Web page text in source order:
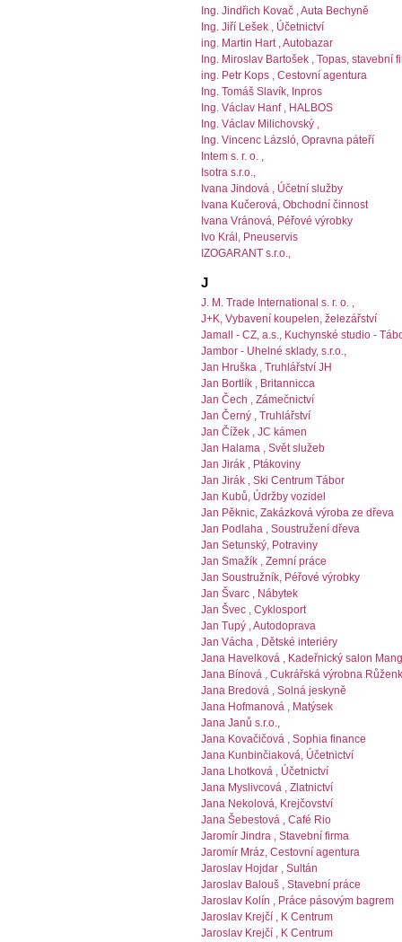
Ing. Jindřich Kovač , Auta Bechyně
Ing. Jiří Lešek , Účetnictví
ing. Martin Hart , Autobazar
Ing. Miroslav Bartošek , Topas, stavební
ing. Petr Kops , Cestovní agentura
Ing. Tomáš Slavík, Inpros
Ing. Václav Hanf , HALBOS
Ing. Václav Milichovský ,
Ing. Vincenc Lázsló, Opravna páteří
Intem s. r. o. ,
Isotra s.r.o.,
Ivana Jindová , Účetní služby
Ivana Kučerová, Obchodní činnost
Ivana Vránová, Péřové výrobky
Ivo Král, Pneuservis
IZOGARANT s.r.o.,
J
J. M. Trade International s. r. o. ,
J+K, Vybavení koupelen, železářství
Jamall - CZ, a.s., Kuchynské studio -
Jambor - Uhelné sklady, s.r.o.,
Jan Hruška , Truhlářství JH
Jan Bortlík , Britannicca
Jan Čech , Zámečnictví
Jan Černý , Truhlářství
Jan Čížek , JC kámen
Jan Halama , Svět služeb
Jan Jirák , Ptákoviny
Jan Jirák , Ski Centrum Tábor
Jan Kubů, Údržby vozidel
Jan Pěknic, Zakázková výroba ze dřeva
Jan Podlaha , Soustružení dřeva
Jan Setunský, Potraviny
Jan Smažík , Zemní práce
Jan Soustružník, Péřové výrobky
Jan Švarc , Nábytek
Jan Švec , Cyklosport
Jan Tupý , Autodoprava
Jan Vácha , Dětské interiéry
Jana Havelková , Kadeřnický salon
Jana Bínová , Cukrářská výrobna
Jana Bredová , Solná jeskyně
Jana Hofmanová , Matýsek
Jana Janů s.r.o.,
Jana Kovačičová , Sophia finance
Jana Kunbinčiaková, Účetnictví
Jana Lhotková , Účetnictví
Jana Myslivcová , Zlatnictví
Jana Nekolová, Krejčovství
Jana Šebestová , Café Rio
Jaromír Jindra , Stavební firma
Jaromír Mráz, Cestovní agentura
Jaroslav Hojdar , Sultán
Jaroslav Balouš , Stavební práce
Jaroslav Kolín , Práce pásovým bagrem
Jaroslav Krejčí , K Centrum
Jaroslav Krejčí , K Centrum